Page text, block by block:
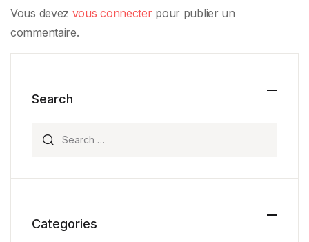
Vous devez vous connecterpour publier un
commentaire.
Search
Categories